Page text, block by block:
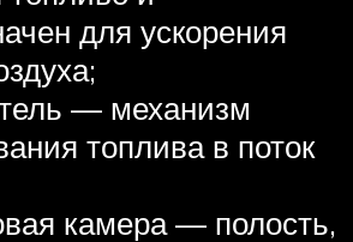
для ускорения
— механизм
топлива в поток
камера — полость,